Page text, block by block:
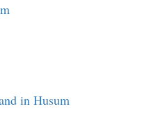
in Husum